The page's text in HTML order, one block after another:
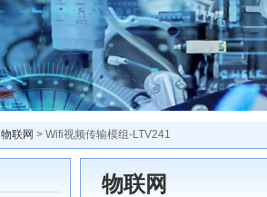
物联网 > Wifi视频传输模组-LTV241
物联网